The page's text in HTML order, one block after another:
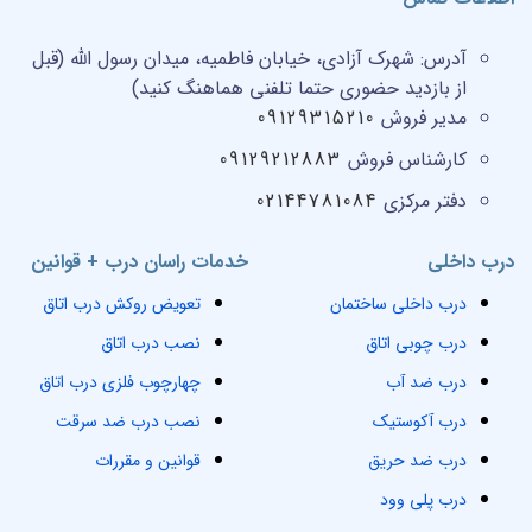
خدمات راسان درب + قوانین
تعویض روکش درب اتاق
نصب درب اتاق
چهارچوب فلزی درب اتاق
نصب درب ضد سرقت
قوانین و مقررات
درب داخلی
درب داخلی ساختمان
درب چوبی اتاق
درب ضد آب
درب آکوستیک
درب ضد حریق
درب پلی وود
آدرس: شهرک آزادی، خیابان فاطمیه، میدان رسول الله (قبل
از بازدید حضوری حتما تلفنی هماهنگ کنید)
مدیر فروش 09129315210
کارشناس فروش 09129212883
دفتر مرکزی 02144781084